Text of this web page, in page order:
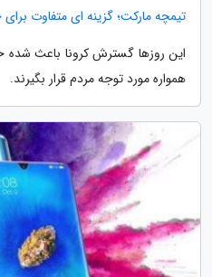
تیمچه مارکت؛ گزینه ای متفاوت برای
این روزها گسترش کرونا باعث شده
همواره مورد توجه مردم قرار بگیرند.